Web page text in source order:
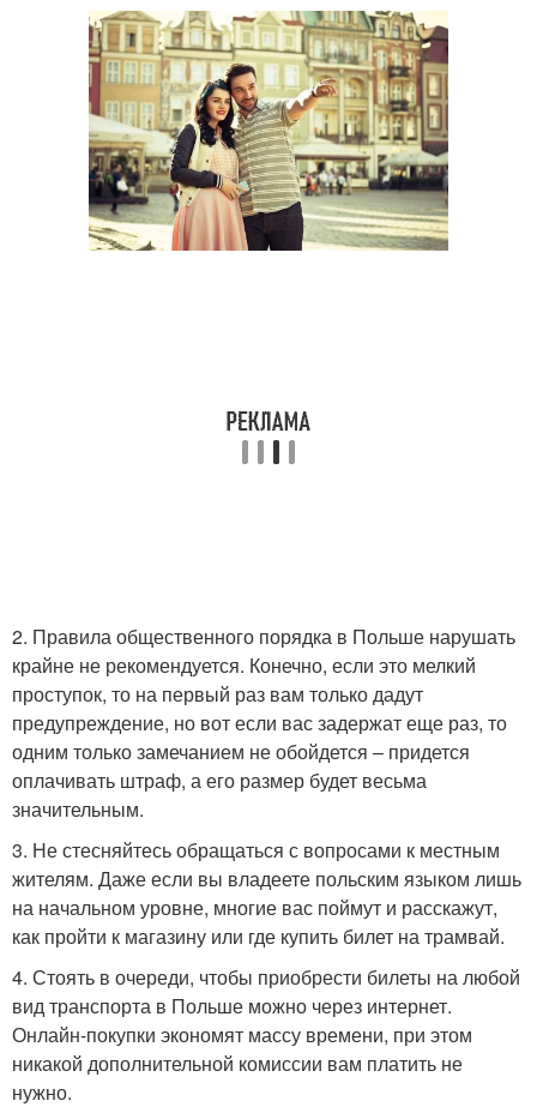
2. Правила общественного порядка в Польше нарушать
крайне не рекомендуется. Конечно, если это мелкий
проступок, то на первый раз вам только дадут
предупреждение, но вот если вас задержат еще раз, то
одним только замечанием не обойдется – придется
оплачивать штраф, а его размер будет весьма
значительным.
3. Не стесняйтесь обращаться с вопросами к местным
жителям. Даже если вы владеете польским языком лишь
на начальном уровне, многие вас поймут и расскажут,
как пройти к магазину или где купить билет на трамвай.
4. Стоять в очереди, чтобы приобрести билеты на любой
вид транспорта в Польше можно через интернет.
Онлайн-покупки экономят массу времени, при этом
никакой дополнительной комиссии вам платить не
нужно.